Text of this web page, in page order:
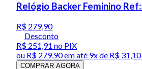
Relógio Backer Feminino
R$ 279,90
Desconto
R$ 251,91 no PIX
ou R$ 279,90em até 9x de R$
COMPRAR AGORA